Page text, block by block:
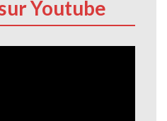
Youtube